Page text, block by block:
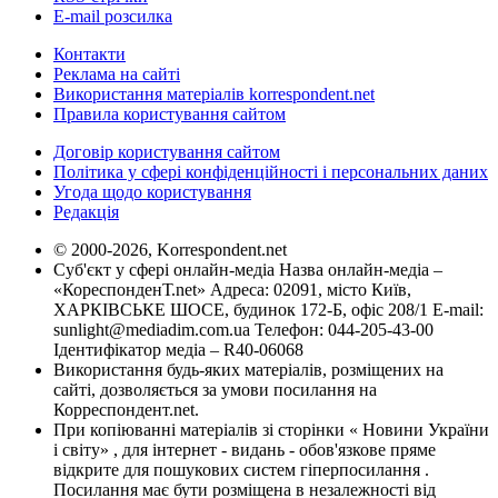
E-mail розсилка
Контакти
Реклама на сайті
Використання матеріалів korrespondent.net
Правила користування сайтом
Договір користування сайтом
Політика у сфері конфіденційності і персональних даних
Угода щодо користування
Редакція
© 2000-2026, Korrespondent.net
Суб'єкт у сфері онлайн-медіа Назва онлайн-медіа –
«КореспонденТ.net» Адреса: 02091, місто Київ,
ХАРКІВСЬКЕ ШОСЕ, будинок 172-Б, офіс 208/1 E-mail:
sunlight@mediadim.com.ua Телефон: 044-205-43-00
Ідентифікатор медіа – R40-06068
Використання будь-яких матеріалів, розміщених на
сайті, дозволяється за умови посилання на
Корреспондент.net.
При копіюванні матеріалів зі сторінки « Новини України
і світу» , для інтернет - видань - обов'язкове пряме
відкрите для пошукових систем гіперпосилання .
Посилання має бути розміщена в незалежності від